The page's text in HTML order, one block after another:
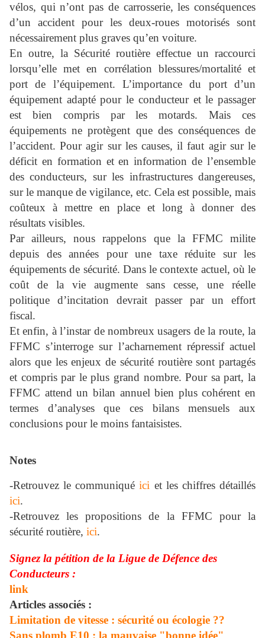
vélos, qui n’ont pas de carrosserie, les conséquences
d’un accident pour les deux-roues motorisés sont
nécessairement plus graves qu’en voiture.
En outre, la Sécurité routière effectue un raccourci
lorsqu’elle met en corrélation blessures/mortalité et
port de l’équipement. L’importance du port d’un
équipement adapté pour le conducteur et le passager
est bien compris par les motards. Mais ces
équipements ne protègent que des conséquences de
l’accident. Pour agir sur les causes, il faut agir sur le
déficit en formation et en information de l’ensemble
des conducteurs, sur les infrastructures dangereuses,
sur le manque de vigilance, etc. Cela est possible, mais
coûteux à mettre en place et long à donner des
résultats visibles.
Par ailleurs, nous rappelons que la FFMC milite
depuis des années pour une taxe réduite sur les
équipements de sécurité. Dans le contexte actuel, où le
coût de la vie augmente sans cesse, une réelle
politique d’incitation devrait passer par un effort
fiscal.
Et enfin, à l’instar de nombreux usagers de la route, la
FFMC s’interroge sur l’acharnement répressif actuel
alors que les enjeux de sécurité routière sont partagés
et compris par le plus grand nombre. Pour sa part, la
FFMC attend un bilan annuel bien plus cohérent en
termes d’analyses que ces bilans mensuels aux
conclusions pour le moins fantaisistes.
Notes
-Retrouvez le communiquéici et les chiffres détaillés
ici.
-Retrouvez les propositions de la FFMC pour la
sécurité routière, ici.
Signez la pétition de la Ligue de Défence des
Conducteurs :
link
Articles associés :
Limitation de vitesse : sécurité ou écologie ??
Sans plomb E10 : la mauvaise "bonne idée"